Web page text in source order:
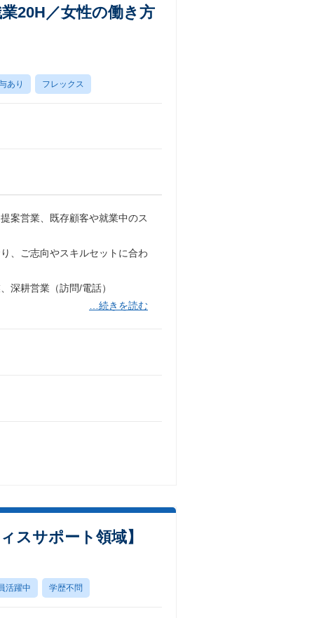
20H／女性の働き方
あり フレックス
案営業、既存顧客や就業中のス
、ご志向やスキルセットに合わ
深耕営業（訪問/電話）
…続きを読む
スサポート領域】
活躍中 学歴不問